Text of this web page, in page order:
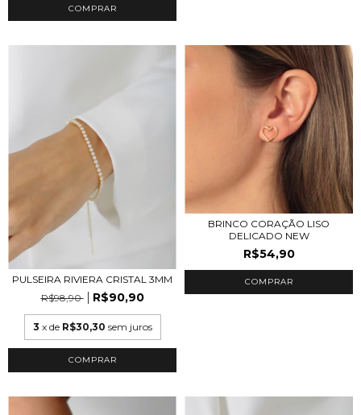
COMPRAR
PULSEIRA RIVIERA CRISTAL 3MM
R$98,90
R$90,90
3 x de R$30,30 sem juros
COMPRAR
BRINCO CORAÇÃO LISO
DELICADO NEW
R$54,90
COMPRAR